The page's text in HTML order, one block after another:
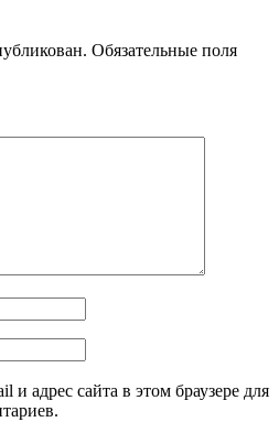
Обязательные поля
и адрес сайта в этом браузере для